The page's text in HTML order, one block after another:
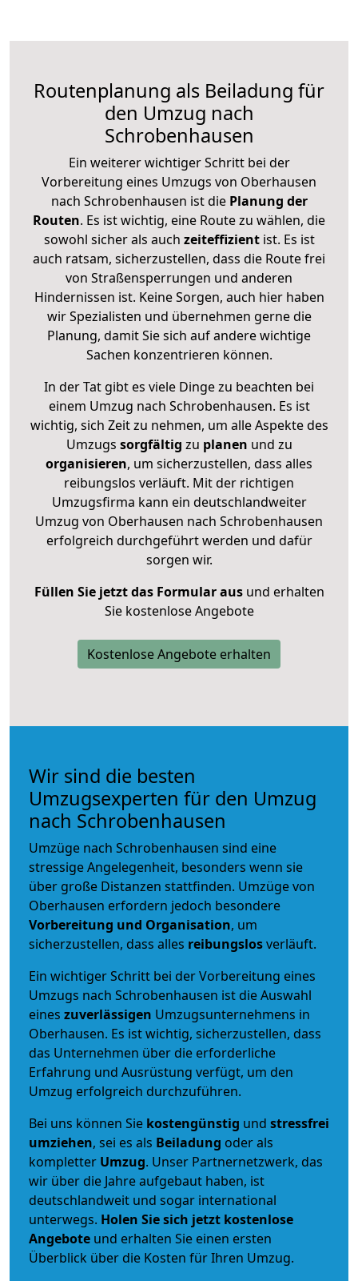
Routenplanung als Beiladung für
den Umzug nach
Schrobenhausen
Ein weiterer wichtiger Schritt bei der
Vorbereitung eines Umzugs von Oberhausen
nach Schrobenhausen ist diePlanung der
Routen. Es ist wichtig, eine Route zu wählen, die
sowohl sicher als auch zeiteffizientist. Es ist
auch ratsam, sicherzustellen, dass die Route frei
von Straßensperrungen und anderen
Hindernissen ist. Keine Sorgen, auch hier haben
wir Spezialisten und übernehmen gerne die
Planung, damit Sie sich auf andere wichtige
Sachen konzentrieren können.
In der Tat gibt es viele Dinge zu beachten bei
einem Umzug nach Schrobenhausen. Es ist
wichtig, sich Zeit zu nehmen, um alle Aspekte des
Umzugs sorgfältig zu planen und zu
organisieren, um sicherzustellen, dass alles
reibungslos verläuft. Mit der richtigen
Umzugsfirma kann ein deutschlandweiter
Umzug von Oberhausen nach Schrobenhausen
erfolgreich durchgeführt werden und dafür
sorgen wir.
Füllen Sie jetzt das Formular ausund erhalten
Sie kostenlose Angebote
Kostenlose Angebote erhalten
Wir sind die besten
Umzugsexperten für den Umzug
nach Schrobenhausen
Umzüge nach Schrobenhausen sind eine
stressige Angelegenheit, besonders wenn sie
über große Distanzen stattfinden. Umzüge von
Oberhausen erfordern jedoch besondere
Vorbereitung und Organisation, um
sicherzustellen, dass alles reibungslosverläuft.
Ein wichtiger Schritt bei der Vorbereitung eines
Umzugs nach Schrobenhausen ist die Auswahl
eines zuverlässigen Umzugsunternehmens in
Oberhausen. Es ist wichtig, sicherzustellen, dass
das Unternehmen über die erforderliche
Erfahrung und Ausrüstung verfügt, um den
Umzug erfolgreich durchzuführen.
Bei uns können Sie kostengünstig und stressfrei
umziehen, sei es als Beiladung oder als
kompletter Umzug. Unser Partnernetzwerk, das
wir über die Jahre aufgebaut haben, ist
deutschlandweit und sogar international
unterwegs. Holen Sie sich jetzt kostenlose
Angebote und erhalten Sie einen ersten
Überblick über die Kosten für Ihren Umzug.